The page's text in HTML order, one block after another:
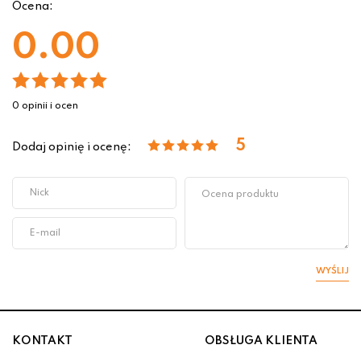
Ocena:
0.00
0 opinii i ocen
Dodaj opinię i ocenę: 5
WYŚLIJ
KONTAKT OBSŁUGA KLIENTA